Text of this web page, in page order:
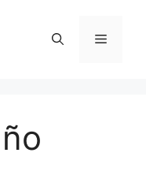
Menú